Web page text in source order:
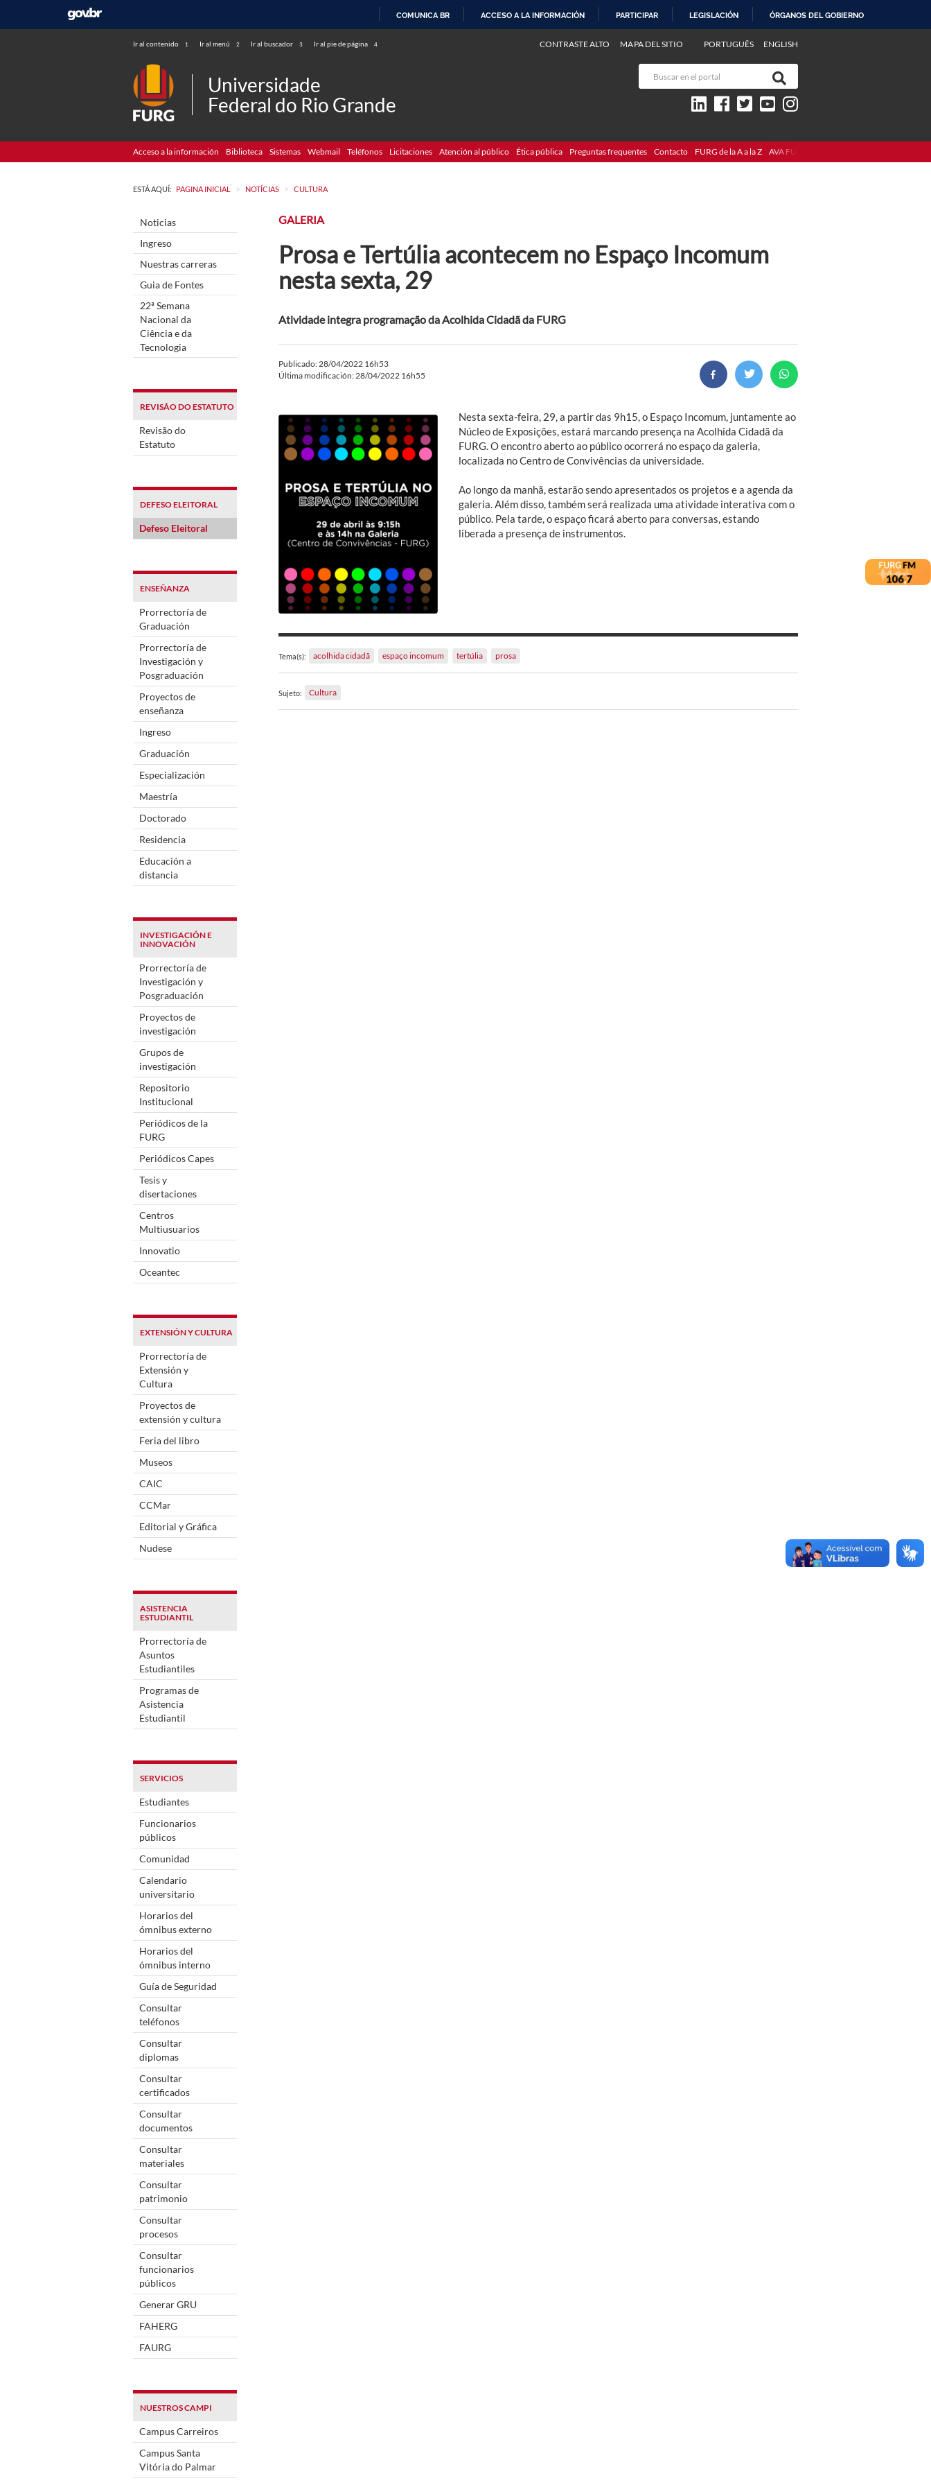
COMUNICA BR ACCESO A LA INFORMACIÓN PARTICIPAR LEGISLACIÓN ÓRGANOS DEL GOBIERNO
Ir al contenido 1 Ir al menú 2 Ir al buscador 3 Ir al pie de página 4 PORTUGUÊS ENGLISH
CONTRASTE ALTO MAPA DEL SITIO
Universidade
Federal do Rio Grande
Acceso a la información Biblioteca Sistemas Webmail Teléfonos Licitaciones Atención al público Ética pública Preguntas frequentes Contacto FURG de la A a la Z AVA FURG
ESTÁ AQUÍ: PAGINA INICIAL > NOTÍCIAS > CULTURA
Noticias
Ingreso
Nuestras carreras
Guia de Fontes
22ª Semana
Nacional da
Ciência e da
Tecnologia
REVISÃO DO ESTATUTO
Revisão do
Estatuto
DEFESO ELEITORAL
Defeso Eleitoral
ENSEÑANZA
Prorrectoría de
Graduación
Prorrectoría de
Investigación y
Posgraduación
Proyectos de
enseñanza
Ingreso
Graduación
Especialización
Maestría
Doctorado
Residencia
Educación a
distancia
INVESTIGACIÓN E
INNOVACIÓN
Prorrectoría de
Investigación y
Posgraduación
Proyectos de
investigación
Grupos de
investigación
Repositorio
Institucional
Periódicos de la
FURG
Periódicos Capes
Tesis y
disertaciones
Centros
Multiusuarios
Innovatio
Oceantec
EXTENSIÓN Y CULTURA
Prorrectoría de
Extensión y
Cultura
Proyectos de
extensión y cultura
Feria del libro
Museos
CAIC
CCMar
Editorial y Gráfica
Nudese
ASISTENCIA
ESTUDIANTIL
Prorrectoría de
Asuntos
Estudiantiles
Programas de
Asistencia
Estudiantil
SERVICIOS
Estudiantes
Funcionarios
públicos
Comunidad
Calendario
universitario
Horarios del
ómnibus externo
Horarios del
ómnibus interno
Guía de Seguridad
Consultar
teléfonos
Consultar
diplomas
Consultar
certificados
Consultar
documentos
Consultar
materiales
Consultar
patrimonio
Consultar
procesos
Consultar
funcionarios
públicos
Generar GRU
FAHERG
FAURG
NUESTROS CAMPI
Campus Carreiros
Campus Santa
Vitória do Palmar
GALERIA
Prosa e Tertúlia acontecem no Espaço Incomum
nesta sexta, 29
Atividade integra programação da Acolhida Cidadã da FURG
Publicado: 28/04/2022 16h53
Última modificación: 28/04/2022 16h55
Nesta sexta-feira, 29, a partir das 9h15, o Espaço Incomum, juntamente ao
Núcleo de Exposições, estará marcando presença na Acolhida Cidadã da
FURG. O encontro aberto ao público ocorrerá no espaço da galeria,
localizada no Centro de Convivências da universidade.
Ao longo da manhã, estarão sendo apresentados os projetos e a agenda da
galeria. Além disso, também será realizada uma atividade interativa com o
público. Pela tarde, o espaço ficará aberto para conversas, estando
liberada a presença de instrumentos.
Tema(s): acolhida cidadã espaço incomum tertúlia prosa
Sujeto: Cultura